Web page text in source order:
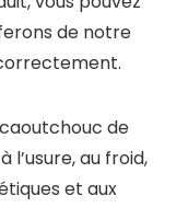
de notre
de
l’usure, au froid,
et aux